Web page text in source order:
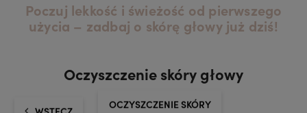
Poczuj lekkość i świeżość od pierwszego
użycia – zadbaj o skórę głowy już dziś!
Oczyszczenie skóry głowy
OCZYSZCZENIE SKÓRY